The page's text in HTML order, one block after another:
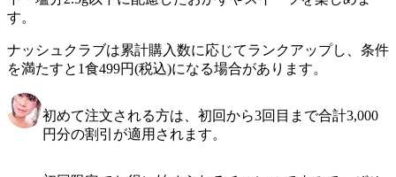
す。
ナッシュクラブは累計購入数に応じてランクアップし、条件
を満たすと1食499円(税込)になる場合があります。
初めて注文される方は、初回から3回目まで合計3,000
円分の割引が適用されます。